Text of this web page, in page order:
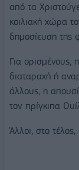
από τα
κοιλιακή χώρα
δημοσίευση της
Για ορισμένους,
διαταραχή ή
άλλους, η
τον πρίγκιπα
Άλλοι, στο